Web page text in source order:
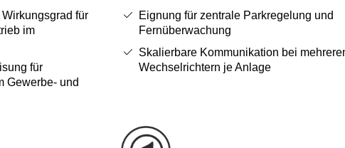
für
im
für
Gewerbe‑ und
Eignung für zentrale Parkregelung und
Fernüberwachung
Skalierbare Kommunikation bei
Wechselrichtern je Anlage